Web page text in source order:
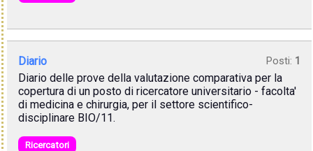
Diario Posti: 1
Diario delle prove della valutazione comparativa per la
copertura di un posto di ricercatore universitario - facolta'
di medicina e chirurgia, per il settore scientifico-
disciplinare BIO/11.
Ricercatori